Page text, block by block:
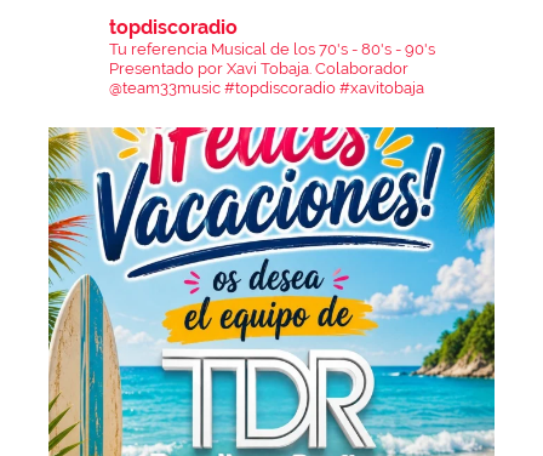
topdiscoradio
Tu referencia Musical de los 70's - 80's - 90's
Presentado por Xavi Tobaja. Colaborador
@team33music #topdiscoradio #xavitobaja